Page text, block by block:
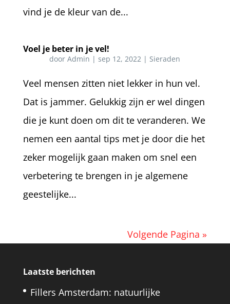
vind je de kleur van de...
Voel je beter in je vel!
doorAdmin |sep 12, 2022 | Sieraden
Veel mensen zitten niet lekker in hun vel.
Dat is jammer. Gelukkig zijn er wel dingen
die je kunt doen om dit te veranderen. We
nemen een aantal tips met je door die het
zeker mogelijk gaan maken om snel een
verbetering te brengen in je algemene
geestelijke...
Volgende Pagina »
Laatste berichten
Fillers Amsterdam: natuurlijke